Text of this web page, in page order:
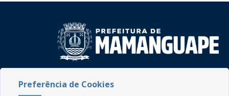
CEP: 58.280-000 - Mamanguape/PB
Preferência de Cookies